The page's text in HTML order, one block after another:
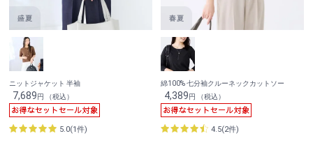
ニットジャケット 半袖
7,689円 （税込）
5.0(1件)
綿100% 七分袖クルーネックカットソー
4,389円 （税込）
4.5(2件)